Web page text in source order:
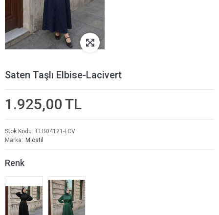
Saten Taşlı Elbise-Lacivert
1.925,00 TL
Stok Kodu
ELB04121-LCV
Marka
Miostil
Renk